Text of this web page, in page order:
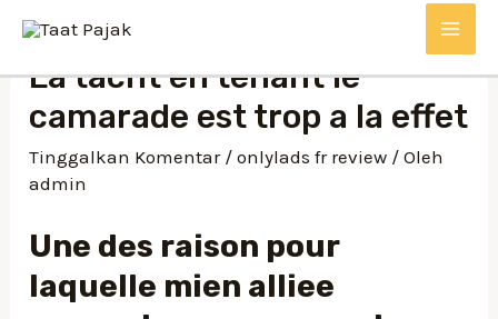
La tacht en tenant le
camarade est trop a la effet
Tinggalkan Komentar /onlylads fr review / Oleh
admin
Une des raison pour
laquelle mien alliee